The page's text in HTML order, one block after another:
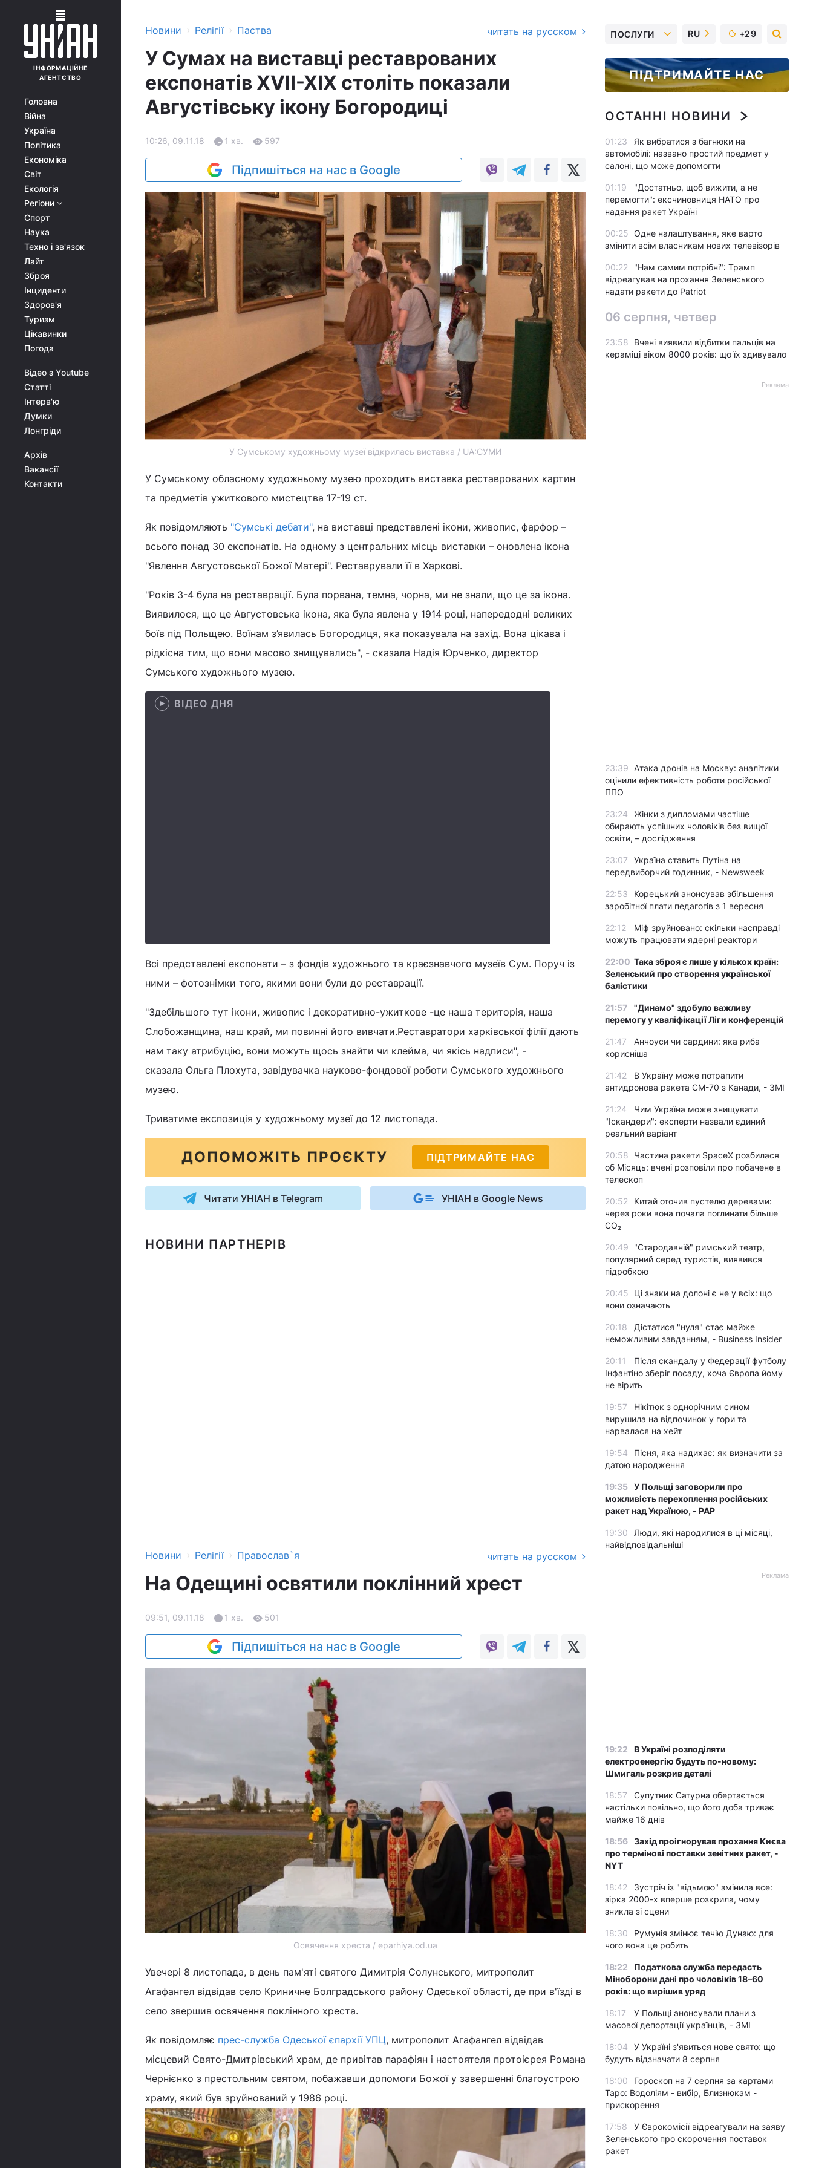
ІНФОРМАЦІЙНЕ
АГЕНТСТВО
Головна
Війна
Україна
Політика
Економіка
Світ
Екологія
Регіони
Спорт
Наука
Техно і зв'язок
Лайт
Зброя
Інциденти
Здоров'я
Туризм
Цікавинки
Погода
Відео з Youtube
Статті
Інтерв'ю
Думки
Лонгріди
Архів
Вакансії
Контакти
Новини › Релігії › Паства читать на русском
У Сумах на виставці реставрованих
експонатів XVII-XIX століть показали
Августівську ікону Богородиці
10:26, 09.11.18 1 хв. 597
Підпишіться на нас в Google
У Сумському художньому музеї відкрилась виставка / UA:СУМИ
У Сумському обласному художньому музею проходить виставка реставрованих картин
та предметів ужиткового мистецтва 17-19 ст.
Як повідомляють "Сумські дебати", на виставці представлені ікони, живопис, фарфор –
всього понад 30 експонатів. На одному з центральних місць виставки – оновлена ікона
"Явлення Августовської Божої Матері". Реставрували її в Харкові.
"Років 3-4 була на реставрації. Була порвана, темна, чорна, ми не знали, що це за ікона.
Виявилося, що це Августовська ікона, яка була явлена у 1914 році, напередодні великих
боїв під Польщею. Воїнам з’явилась Богородиця, яка показувала на захід. Вона цікава і
рідкісна тим, що вони масово знищувались", - сказала Надія Юрченко, директор
Сумського художнього музею.
ВІДЕО ДНЯ
Всі представлені експонати – з фондів художнього та краєзнавчого музеїв Сум. Поруч із
ними – фотознімки того, якими вони були до реставрації.
"Здебільшого тут ікони, живопис і декоративно-ужиткове -це наша територія, наша
Слобожанщина, наш край, ми повинні його вивчати.Реставратори харківської філії дають
нам таку атрибуцію, вони можуть щось знайти чи клейма, чи якісь надписи", -
сказала Ольга Плохута, завідувачка науково-фондової роботи Сумського художнього
музею.
Триватиме експозиція у художньому музеї до 12 листопада.
ДОПОМОЖІТЬ ПРОЄКТУ ПІДТРИМАЙТЕ НАС
Читати УНІАН в Telegram УНІАН в Google News
НОВИНИ ПАРТНЕРІВ
Новини › Релігії › Православ`я читать на русском
На Одещині освятили поклінний хрест
09:51, 09.11.18 1 хв. 501
Підпишіться на нас в Google
Освячення хреста / eparhiya.od.ua
Увечері 8 листопада, в день пам'яті святого Димитрія Солунського, митрополит
Агафангел відвідав село Криничне Болградського району Одеської області, де при в'їзді в
село звершив освячення поклінного хреста.
Як повідомляє прес-служба Одеської єпархії УПЦ, митрополит Агафангел відвідав
місцевий Свято-Дмитрівський храм, де привітав парафіян і настоятеля протоієрея Романа
Чернієнко з престольним святом, побажавши допомоги Божої у завершенні благоустрою
храму, який був зруйнований у 1986 році.
ПОСЛУГИ RU +29
ПІДТРИМАЙТЕ НАС
ОСТАННІ НОВИНИ
01:23
Як вибратися з багнюки на
автомобілі: названо простий предмет у
салоні, що може допомогти
01:19
"Достатньо, щоб вижити, а не
перемогти": ексчиновниця НАТО про
надання ракет Україні
00:25 Одне налаштування, яке варто
змінити всім власникам нових телевізорів
00:22
"Нам самим потрібні": Трамп
відреагував на прохання Зеленського
надати ракети до Patriot
06 серпня, четвер
23:58
Вчені виявили відбитки пальців на
кераміці віком 8000 років: що їх здивувало
Реклама
23:39
Атака дронів на Москву: аналітики
оцінили ефективність роботи російської
ППО
23:24
Жінки з дипломами частіше
обирають успішних чоловіків без вищої
освіти, – дослідження
23:07
Україна ставить Путіна на
передвиборчий годинник, - Newsweek
22:53
Корецький анонсував збільшення
заробітної плати педагогів з 1 вересня
22:12
Міф зруйновано: скільки насправді
можуть працювати ядерні реактори
22:00 Така зброя є лише у кількох країн:
Зеленський про створення української
балістики
21:57
"Динамо" здобуло важливу
перемогу у кваліфікації Ліги конференцій
21:47
Анчоуси чи сардини: яка риба
корисніша
21:42
В Україну може потрапити
антидронова ракета CM-70 з Канади, - ЗМІ
21:24
Чим Україна може знищувати
"Іскандери": експерти назвали єдиний
реальний варіант
20:58
Частина ракети SpaceX розбилася
об Місяць: вчені розповіли про побачене в
телескоп
20:52
Китай оточив пустелю деревами:
через роки вона почала поглинати більше
CO₂
20:49
"Стародавній" римський театр,
популярний серед туристів, виявився
підробкою
20:45
Ці знаки на долоні є не у всіх: що
вони означають
20:18
Дістатися "нуля" стає майже
неможливим завданням, - Business Insider
20:11
Після скандалу у Федерації футболу
Інфантіно зберіг посаду, хоча Європа йому
не вірить
19:57
Нікітюк з однорічним сином
вирушила на відпочинок у гори та
нарвалася на хейт
19:54
Пісня, яка надихає: як визначити за
датою народження
19:35 У Польщі заговорили про
можливість перехоплення російських
ракет над Україною, - PAP
19:30
Люди, які народилися в ці місяці,
найвідповідальніші
Реклама
19:22
В Україні розподіляти
електроенергію будуть по-новому:
Шмигаль розкрив деталі
18:57
Супутник Сатурна обертається
настільки повільно, що його доба триває
майже 16 днів
18:56 Захід проігнорував прохання Києва
про термінові поставки зенітних ракет, -
NYT
18:42
Зустріч із "відьмою" змінила все:
зірка 2000-х вперше розкрила, чому
зникла зі сцени
18:30
Румунія змінює течію Дунаю: для
чого вона це робить
18:22
Податкова служба передасть
Міноборони дані про чоловіків 18–60
років: що вирішив уряд
18:17
У Польщі анонсували плани з
масової депортації українців, - ЗМІ
18:04
У Україні з'явиться нове свято: що
будуть відзначати 8 серпня
18:00
Гороскоп на 7 серпня за картами
Таро: Водоліям - вибір, Близнюкам -
прискорення
17:58
У Єврокомісії відреагували на заяву
Зеленського про скорочення поставок
ракет